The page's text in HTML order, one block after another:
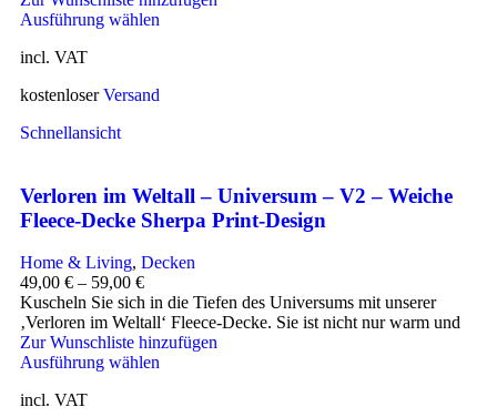
Ausführung wählen
incl. VAT
kostenloserVersand
Schnellansicht
Verloren im Weltall – Universum – V2 – Weiche
Fleece-Decke Sherpa Print-Design
Home & Living, Decken
49,00 € – 59,00 €
Kuscheln Sie sich in die Tiefen des Universums mit unserer
‚Verloren im Weltall‘ Fleece-Decke. Sie ist nicht nur warm und
Zur Wunschliste hinzufügen
Ausführung wählen
incl. VAT